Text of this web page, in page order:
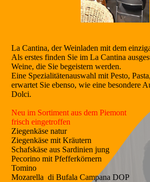
La Cantina, der Weinladen mit dem
Als erstes finden Sie im La Cantina
Weine, die Sie begeistern werden.
Eine Spezialitätenauswahl mit Pesto,
erwartet Sie ebenso, wie eine besondere
Dolci.
Neu im Sortiment aus dem Piemont
frisch eingetroffen
Ziegenkäse natur
Ziegenkäse mit Kräutern
Schafskäse aus Sardinien jung
Pecorino mit Pfefferkörnern
Tomino
Mozarella di Bufala Campana DOP